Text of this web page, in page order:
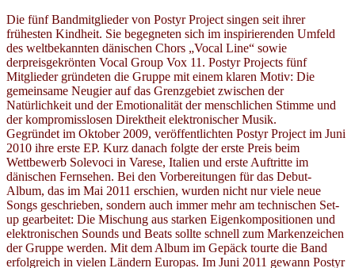
Die fünf Bandmitglieder von Postyr Project singen seit ihrer
frühesten Kindheit. Sie begegneten sich im inspirierenden Umfeld
des weltbekannten dänischen Chors „Vocal Line“ sowie
derpreisgekrönten Vocal Group Vox 11. Postyr Projects fünf
Mitglieder gründeten die Gruppe mit einem klaren Motiv: Die
gemeinsame Neugier auf das Grenzgebiet zwischen der
Natürlichkeit und der Emotionalität der menschlichen Stimme und
der kompromisslosen Direktheit elektronischer Musik.
Gegründet im Oktober 2009, veröffentlichten Postyr Project im Juni
2010 ihre erste EP. Kurz danach folgte der erste Preis beim
Wettbewerb Solevoci in Varese, Italien und erste Auftritte im
dänischen Fernsehen. Bei den Vorbereitungen für das Debut-
Album, das im Mai 2011 erschien, wurden nicht nur viele neue
Songs geschrieben, sondern auch immer mehr am technischen Set-
up gearbeitet: Die Mischung aus starken Eigenkompositionen und
elektronischen Sounds und Beats sollte schnell zum Markenzeichen
der Gruppe werden. Mit dem Album im Gepäck tourte die Band
erfolgreich in vielen Ländern Europas. Im Juni 2011 gewann Postyr